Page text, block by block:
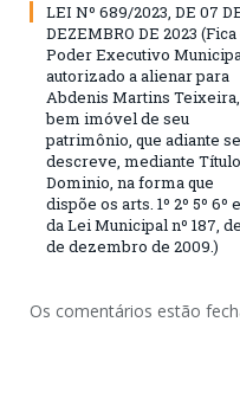
LEI Nº 689/2023, DE 07
DEZEMBRO DE 2023 (Fica
Poder Executivo
autorizado a alienar para
Abdenis Martins
bem imóvel de seu
patrimônio, que adiante se
descreve, mediante
Dominio, na forma que
dispõe os arts. 1º 2º 5º 6º
da Lei Municipal nº 187, de
de dezembro de 2009.)
Os comentários estão